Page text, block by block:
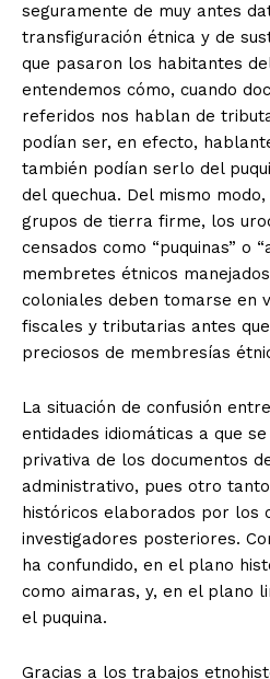
seguramente de muy antes
transfiguración étnica y de
que pasaron los habitantes
entendemos cómo, cuando
referidos nos hablan de
podían ser, en efecto,
también podían serlo del
del quechua. Del mismo
grupos de tierra firme, los
censados como “puquinas” o
membretes étnicos
coloniales deben tomarse en
fiscales y tributarias antes
preciosos de membresías
La situación de confusión
entidades idiomáticas a que
privativa de los documentos
administrativo, pues otro
históricos elaborados por los
investigadores posteriores.
ha confundido, en el plano
como aimaras, y, en el plano
el puquina.
Gracias a los trabajos